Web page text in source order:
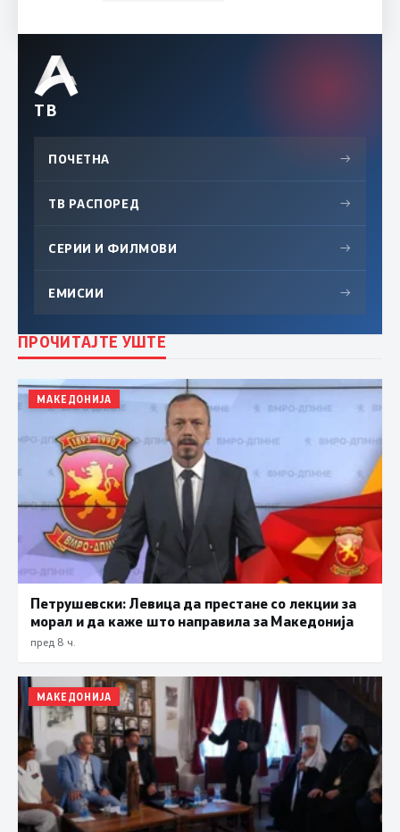
ТВ
ПОЧЕТНА →
ТВ РАСПОРЕД →
СЕРИИ И ФИЛМОВИ →
ЕМИСИИ →
ПРОЧИТАЈТЕ УШТЕ
МАКЕДОНИЈА
Петрушевски: Левица да престане со лекции за
морал и да каже што направила за Македонија
пред 8 ч.
МАКЕДОНИЈА